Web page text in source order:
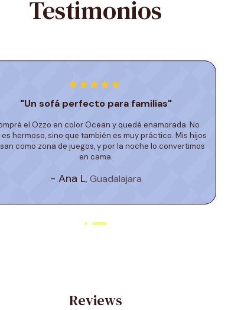
Testimonios
"Un sofá perfecto para familias"
el Ozzo en color Ocean y quedé enamorada. No
hermoso, sino que también es muy práctico. Mis hijos
como zona de juegos, y por la noche lo convertimos
en cama.
- Ana L, Guadalajara
Reviews